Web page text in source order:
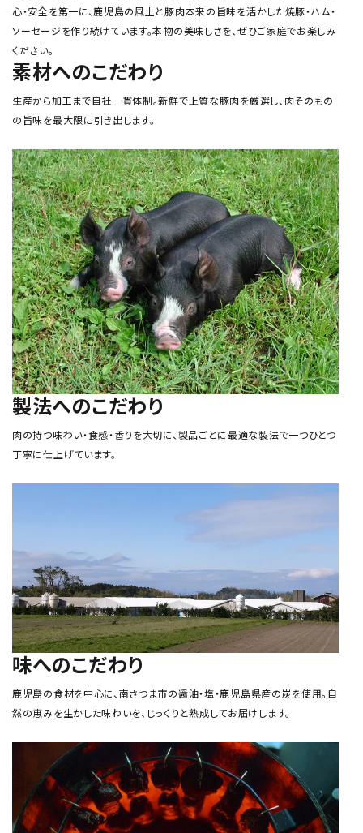
心・安全を第一に、鹿児島の風土と豚肉本来の旨味を活かした焼豚・ハム・
ソーセージを作り続けています。本物の美味しさを、ぜひご家庭でお楽しみ
ください。
素材へのこだわり
生産から加工まで自社一貫体制。新鮮で上質な豚肉を厳選し、肉そのもの
の旨味を最大限に引き出します。
製法へのこだわり
肉の持つ味わい・食感・香りを大切に、製品ごとに最適な製法で一つひとつ
丁寧に仕上げています。
味へのこだわり
鹿児島の食材を中心に、南さつま市の醤油・塩・鹿児島県産の炭を使用。自
然の恵みを生かした味わいを、じっくりと熟成してお届けします。